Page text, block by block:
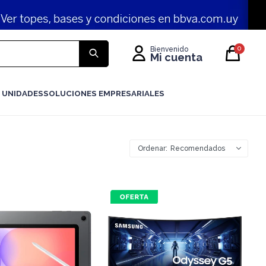
SOLUCIONES EMPRESARIALES
0
Recomendados